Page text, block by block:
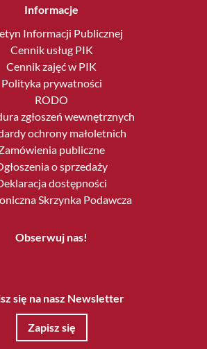
Informacje
Informacji Publicznej
Cennik usług PIK
Cennik zajęć w PIK
Polityka prywatności
RODO
zgłoszeń wewnętrznych
ochrony małoletnich
publiczne
o sprzedaży
dostępności
Skrzynka Podawcza
Obserwuj nas!
się na nasz Newsletter
Zapisz się